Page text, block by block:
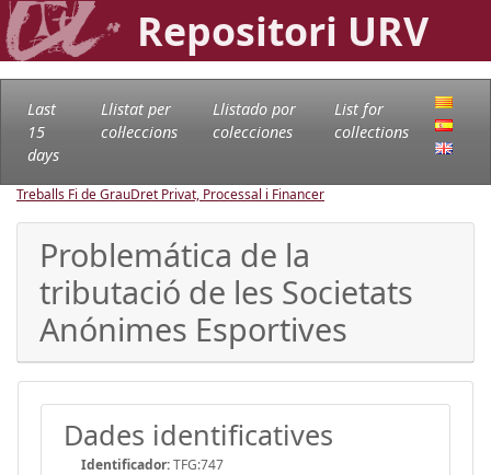
Repositori URV
Last
15
days
Llistat per
col·leccions
Llistado por
colecciones
List for
collections
Treballs Fi de GrauDret Privat, Processal i Financer
Problemática de la
tributació de les Societats
Anónimes Esportives
Dades identificatives
Identificador:TFG:747